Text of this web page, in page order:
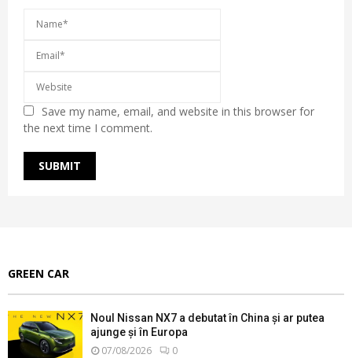
Save my name, email, and website in this browser for
the next time I comment.
GREEN CAR
Noul Nissan NX7 a debutat în China și ar putea
ajunge și în Europa
07/08/2026 0